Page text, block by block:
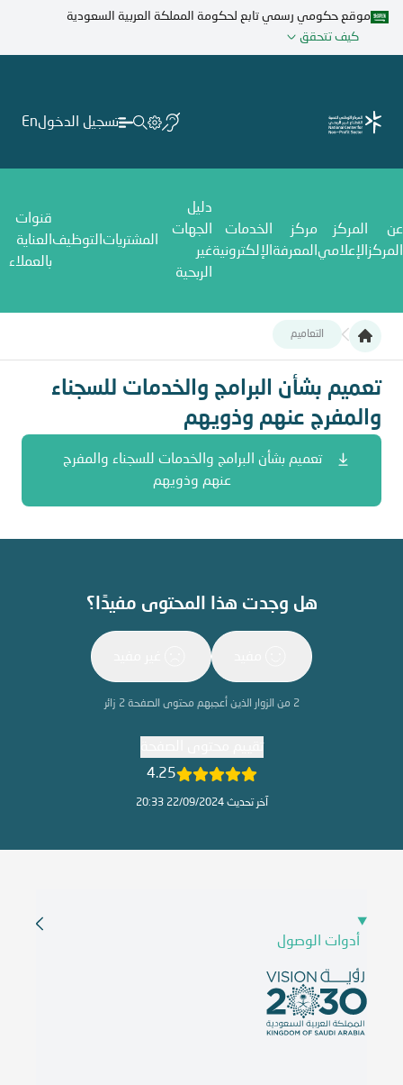
تجاوز
المحتوى
موقع حكومي رسمي تابع لحكومة المملكة العربية السعودية
كيف تتحقق
تسجيل الدخولEn
عن
المركز
المركز
الإعلامي
مركز
المعرفة
الخدمات
الإلكترونية
دليل
الجهات
غير
الربحية
المشتريات التوظيف
قنوات
العناية
بالعملاء
التعاميم
تعميم بشأن البرامج والخدمات للسجناء والمفرج عنهم وذويهم
تعميم بشأن البرامج والخدمات للسجناء
والمفرج عنهم وذويهم
تعميم بشأن البرامج والخدمات للسجناء والمفرج
عنهم وذويهم
هل وجدت هذا المحتوى مفيدًا؟
2 من الزوار الذين أعجبهم محتوى الصفحة2 زائر
4.25
آخر تحديث 22/09/2024 20:33
أدوات الوصول